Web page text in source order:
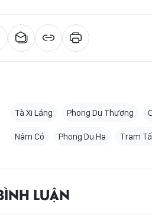
Tà Xi Láng Phong Dụ Thượng
Nậm Có Phong Dụ Hạ Trạm
LUẬN